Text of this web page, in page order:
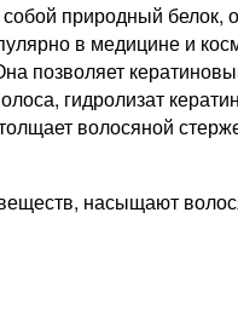
природный белок,
в медицине и
позволяет
гидролизат
волосяной
насыщают